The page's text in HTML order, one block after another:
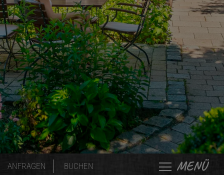
ANFRAGEN BUCHEN MENÜ